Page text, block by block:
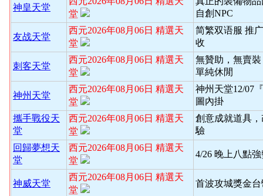
神皇天堂
堂
自創NPC
友战天堂
西元2026年08月06日 精選天
堂
简繁双语服 推
收
刺客天堂
西元2026年08月06日 精選天
堂
無贊助，無賣
單純休閒
神州天堂
西元2026年08月06日 精選天
堂
神州天堂12/07
圖內掛
攜手戰役天
堂
西元2026年08月06日 精選天
堂
創意成就道具
驗
回歸夢想天
堂
西元2026年08月06日 精選天
堂
4/26 晚上八點
神威天堂
西元2026年08月06日 精選天
堂
首波攻城獎金台